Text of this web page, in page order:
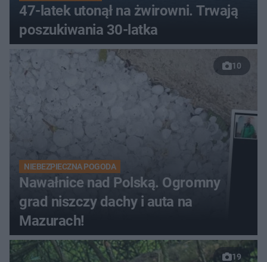
47-latek utonął na żwirowni. Trwają
poszukiwania 30-latka
10
NIEBEZPIECZNA POGODA
Nawałnice nad Polską. Ogromny
grad niszczy dachy i auta na
Mazurach!
19